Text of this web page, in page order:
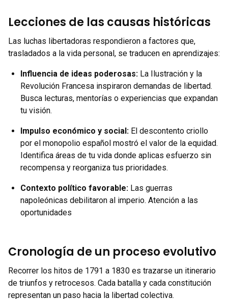
Lecciones de las causas históricas
Las luchas libertadoras respondieron a factores que,
trasladados a la vida personal, se traducen en aprendizajes:
Influencia de ideas poderosas: La Ilustración y la
Revolución Francesa inspiraron demandas de libertad.
Busca lecturas, mentorías o experiencias que expandan
tu visión.
Impulso económico y social: El descontento criollo
por el monopolio español mostró el valor de la equidad.
Identifica áreas de tu vida donde aplicas esfuerzo sin
recompensa y reorganiza tus prioridades.
Contexto político favorable: Las guerras
napoleónicas debilitaron al imperio. Atención a las
oportunidades
Cronología de un proceso evolutivo
Recorrer los hitos de 1791 a 1830 es trazarse un itinerario
de triunfos y retrocesos. Cada batalla y cada constitución
representan un paso hacia la libertad colectiva.